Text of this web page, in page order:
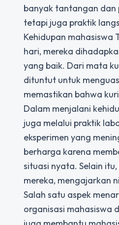
banyak tantangan dan
tetapi juga praktik
Kehidupan mahasiswa
hari, mereka
yang baik. Dari mata
dituntut untuk
memastikan bahwa
Dalam menjalani
juga melalui praktik
eksperimen yang
berharga karena
situasi nyata. Selain
mereka, mengajarkan
Salah satu aspek
organisasi mahasiswa